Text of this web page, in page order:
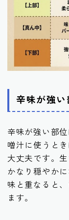
辛味が強
辛味が強い部
噌汁に使うと
大丈夫です。
かなり穏やか
味と重なると
ます。